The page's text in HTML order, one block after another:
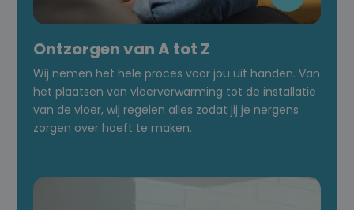
Ontzorgen van A tot Z
Wij nemen het hele proces voor jou uit handen. Van
het plaatsen van vloerverwarming tot de installatie
van de vloer, wij regelen alles zodat jij je nergens
zorgen over hoeft te maken.